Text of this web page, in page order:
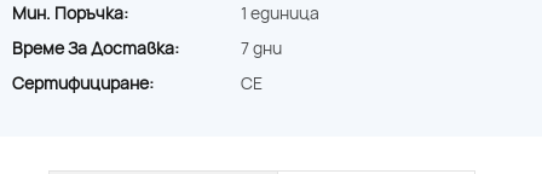
Мин. Поръчка:
1 единица
Време За Доставка:
7 дни
Сертифициране:
CE